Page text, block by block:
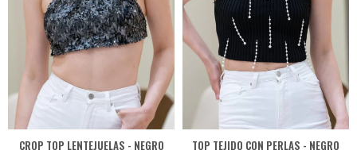
CROP TOP LENTEJUELAS - NEGRO TOP TEJIDO CON PERLAS - NEGRO